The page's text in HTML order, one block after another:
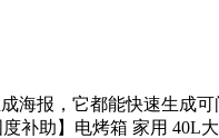
报，它都能快速生成
补助】电烤箱 家用